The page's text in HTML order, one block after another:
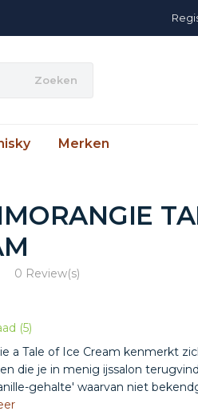
Zoeken
Merken
0 Review(s)
(5)
a Tale of Ice Cream kenmerkt
die je in menig ijssalon
gehalte' waarvan niet